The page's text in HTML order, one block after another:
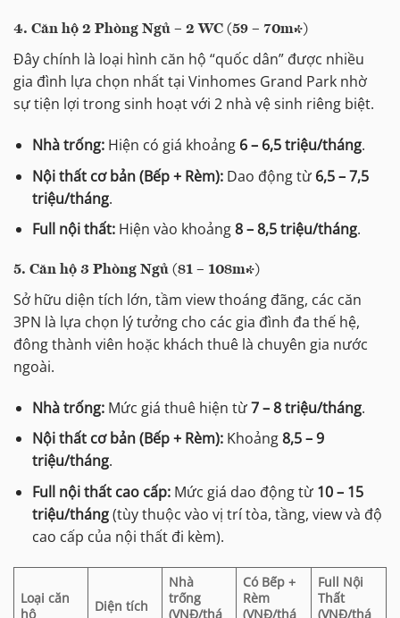
4. Căn hộ 2 Phòng Ngủ – 2 WC (59 – 70m²)
Đây chính là loại hình căn hộ “quốc dân” được nhiều
gia đình lựa chọn nhất tại Vinhomes Grand Park nhờ
sự tiện lợi trong sinh hoạt với 2 nhà vệ sinh riêng biệt.
Nhà trống:Hiện có giá khoảng 6 – 6,5 triệu/tháng.
Nội thất cơ bản (Bếp + Rèm):Dao động từ 6,5 – 7,5
triệu/tháng.
Full nội thất:Hiện vào khoảng8 – 8,5 triệu/tháng.
5. Căn hộ 3 Phòng Ngủ (81 – 108m²)
Sở hữu diện tích lớn, tầm view thoáng đãng, các căn
3PN là lựa chọn lý tưởng cho các gia đình đa thế hệ,
đông thành viên hoặc khách thuê là chuyên gia nước
ngoài.
Nhà trống:Mức giá thuê hiện từ7 – 8 triệu/tháng.
Nội thất cơ bản (Bếp + Rèm):Khoảng8,5 – 9
triệu/tháng.
Full nội thất cao cấp:Mức giá dao động từ 10 – 15
triệu/tháng(tùy thuộc vào vị trí tòa, tầng, view và độ
cao cấp của nội thất đi kèm).
Loại căn
hộ
Diện tích
Nhà
trống
(VNĐ/thá
Có Bếp +
Rèm
(VNĐ/thá
Full Nội
Thất
(VNĐ/thá